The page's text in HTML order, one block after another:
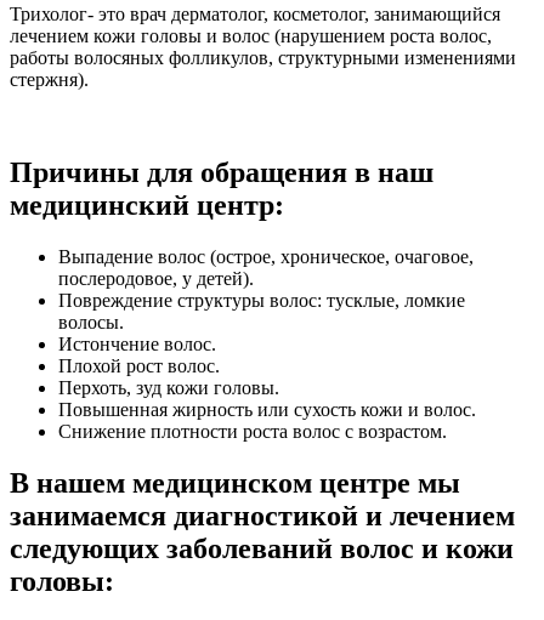
Трихолог- это врач дерматолог, косметолог, занимающийся
лечением кожи головы и волос (нарушением роста волос,
работы волосяных фолликулов, структурными изменениями
стержня).
Причины для обращения в наш
медицинский центр:
Выпадение волос (острое, хроническое, очаговое,
послеродовое, у детей).
Повреждение структуры волос: тусклые, ломкие
волосы.
Истончение волос.
Плохой рост волос.
Перхоть, зуд кожи головы.
Повышенная жирность или сухость кожи и волос.
Снижение плотности роста волос с возрастом.
В нашем медицинском центре мы
занимаемся диагностикой и лечением
следующих заболеваний волос и кожи
головы: